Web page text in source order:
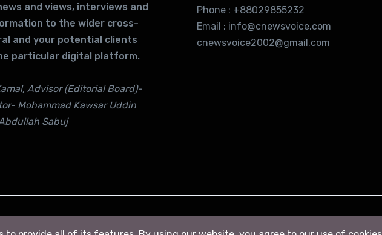
and views, interviews and
to the wider cross-
and your potential clients
particular digital platform.
Advisor (Editorial Board)-
Mohammad Kawsar Uddin
Sabuj
Phone : +88029855232
Email : info@cnewsvoice.com
cnewsvoice2002@gmail.com